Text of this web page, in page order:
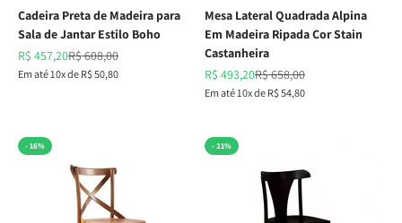
Cadeira Preta de Madeira para
Sala de Jantar Estilo Boho
Preço promocional
R$ 457,20Preço normal
R$ 608,00
Em até 10x de R$ 50,80
Mesa Lateral Quadrada Alpina
Em Madeira Ripada Cor Stain
Castanheira
Preço promocional
R$ 493,20Preço normal
R$ 658,00
Em até 10x de R$ 54,80
- 16% - 21%